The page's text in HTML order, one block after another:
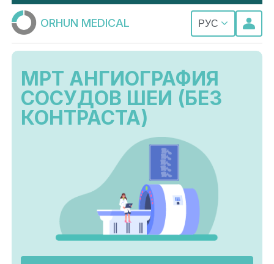
ORHUN MEDICAL РУС
МРТ АНГИОГРАФИЯ
СОСУДОВ ШЕИ (БЕЗ
КОНТРАСТА)